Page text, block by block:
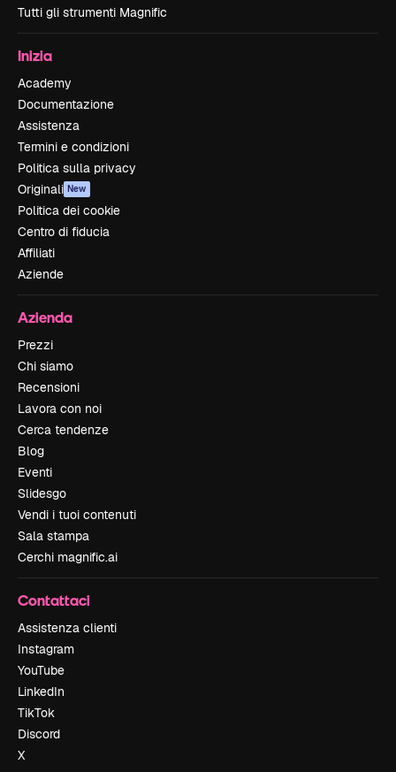
Tutti gli strumenti Magnific
Inizia
Academy
Documentazione
Assistenza
Termini e condizioni
Politica sulla privacy
Originali New
Politica dei cookie
Centro di fiducia
Affiliati
Aziende
Azienda
Prezzi
Chi siamo
Recensioni
Lavora con noi
Cerca tendenze
Blog
Eventi
Slidesgo
Vendi i tuoi contenuti
Sala stampa
Cerchi magnific.ai
Contattaci
Assistenza clienti
Instagram
YouTube
LinkedIn
TikTok
Discord
X